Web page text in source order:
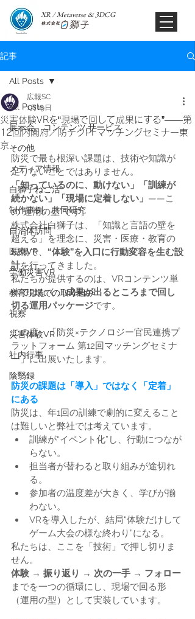
XR / Metaverse & 3DCG​
記事
All Posts
展示会、コンテンツ,サービス
その他
メディア情報
白獅子ねこ活
制作事例、共同研究
自治体訪問
医療VR
労働災害VR
教育現場での取り組み
視察
災害体験VR
社内行事
陰翳録
All Posts
災害体験VRを“現場で回して成果にする”——第
12回内閣府／防テクPFマッチングセミナー東
京
広報SC
1月19日
防災で最も根深い課題は、技術や知識が
足りないことではありません。
「知っているのに、動けない」「訓練が
続かない」「現場に定着しない」 ——こ
の“運用の壁”です。
株式会社白獅子は、「知識と言語の壁を
超える」を理念に、災害・医療・教育の
現場で、 “体験”を入口に行動変容を生む設
計を行ってきました。
私たちが提供するのは、VRコンテンツ単
体ではなく、成果が出るところまで回し
切る運用パッケージです。
この度、「防災×テクノロジー官民連携プ
ラットフォーム 第12回マッチングセミナ
ー」に出展いたします。
防災の課題は「導入」ではなく「定着」
にある
防災は、年1回の訓練で劇的に変えること
は難しいと弊社では考えています。
訓練が“イベント化”し、行動につなが
らない。
担当者が替わると取り組みが途切れ
る。
参加者の温度差が大きく、学びが揃
わない。
VRを導入したが、結局“体験だけして
ゲーム大会の様な終わり”になる。
私たちは、ここを「技術」で押し切りま
せん。
体験 → 振り返り → 次の一手 → フォロー
までを一つの循環にし、現場で回る形
（運用の型）として実装しています。